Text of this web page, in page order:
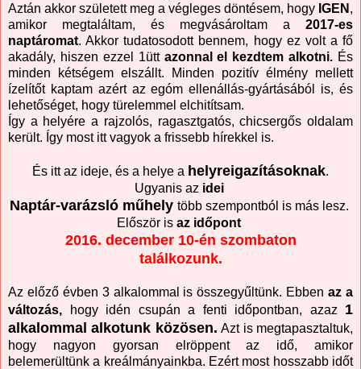
Aztán akkor született meg a végleges döntésem, hogy IGEN ,
amikor megtaláltam, és megvásároltam a 2017-es
naptáromat. Akkor tudatosodott bennem, hogy ez volt a fő
akadály, hiszen ezzel 1ütt azonnal el kezdtem alkotni. És
minden kétségem elszállt. Minden pozitív élmény mellett
ízelítőt kaptam azért az egóm ellenállás-gyártásából is, és
lehetőséget, hogy türelemmel elchitítsam.
Így a helyére a rajzolós, ragasztgatós, chicsergős oldalam
került. Így most itt vagyok a frissebb hírekkel is.
És itt az ideje, és a helye a helyreigazításoknak.
Ugyanis az idei
Naptár-varázsló műhely több szempontból is más lesz.
Először is az időpont
2016. december 10-én szombaton
találkozunk.
Az előző évben 3 alkalommal is összegyűltünk. Ebbenaz a
változás, hogy idén csupán a fenti időpontban, azaz 1
alkalommal alkotunk közösen. Azt is megtapasztaltuk,
hogy nagyon gyorsan elröppent az idő, amikor
belemerültünk a kreálmányainkba. Ezért most hosszabb időt